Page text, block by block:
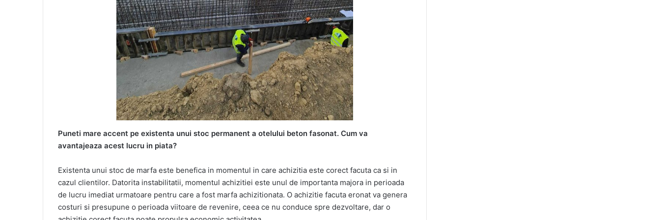
Puneti mare accent pe existenta unui stoc permanent a otelului beton fasonat. Cum va
avantajeaza acest lucru in piata?
Existenta unui stoc de marfa este benefica in momentul in care achizitia este corect facuta ca si in
cazul clientilor. Datorita instabilitatii, momentul achizitiei este unul de importanta majora in perioada
de lucru imediat urmatoare pentru care a fost marfa achizitionata. O achizitie facuta eronat va genera
costuri si presupune o perioada viitoare de revenire, ceea ce nu conduce spre dezvoltare, dar o